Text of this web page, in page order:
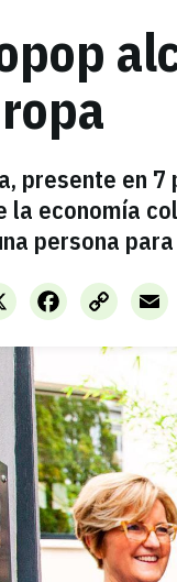
presente en 7
la economía
persona
X FacebookCopy
Link